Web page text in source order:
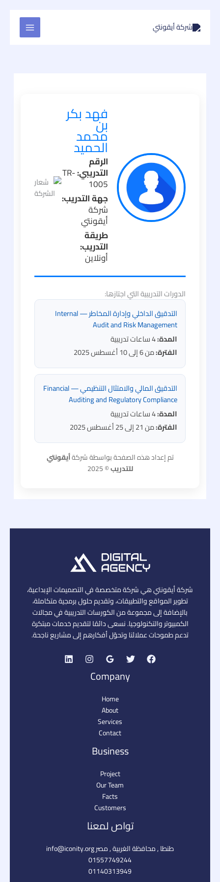
فهد بكر
بن
محمد
الحميد
الرقم
التدريبي:TR-
1005
جهة التدريب:
شركة
أيقونتي
طريقة
التدريب:
أونلاين
الدورات التدريبية التي اجتازها:
التدقيق الداخلي وإدارة المخاطر — Internal
Audit and Risk Management
المدة:4 ساعات تدريبية
الفترة:من 6 إلى 10 أغسطس 2025
التدقيق المالي والامتثال التنظيمي — Financial
Auditing and Regulatory Compliance
المدة:4 ساعات تدريبية
الفترة:من 21 إلى 25 أغسطس 2025
تم إعداد هذه الصفحة بواسطة شركةأيقونتي
للتدريب© 2025
شركة أيقونتي هي شركة متخصصة في التصميمات الإبداعية،
تطوير المواقع والتطبيقات، وتقديم حلول برمجية متكاملة،
بالإضافة إلى مجموعة من الكورسات التدريبية في مجالات
الكمبيوتر والتكنولوجيا. نسعى دائمًا لتقديم خدمات مبتكرة
تدعم طموحات عملائنا وتحوّل أفكارهم إلى مشاريع ناجحة.
Company
Home
About
Services
Contact
Business
Project
Our Team
Facts
Customers
تواص لمعنا
طنطا , محافظة الغربية , مصر info@iconity.org​
01557749244
01140313949